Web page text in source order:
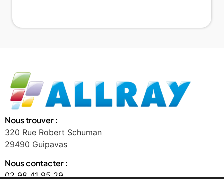
Nous trouver :
320 Rue Robert Schuman
29490 Guipavas
Nous contacter :
02 98 41 95 29